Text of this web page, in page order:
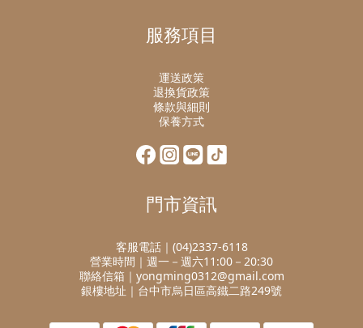
服務項目
運送政策
退換貨政策
條款與細則
保養方式
門市資訊
客服電話｜(04)2337-6118
營業時間｜週一－週六11:00－20:30
聯絡信箱｜yongming0312@gmail.com
銀樓地址｜台中市烏日區高鐵二路249號